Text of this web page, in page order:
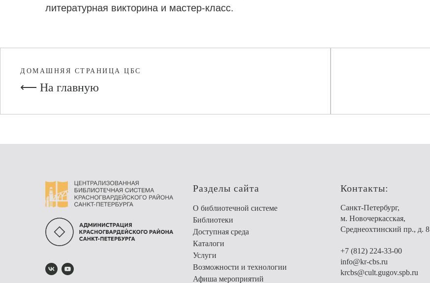
литературная викторина и мастер-класс.
ДОМАШНЯЯ СТРАНИЦА ЦБС
⟵ На главную
Разделы сайта
О библиотечной системе
Библиотеки
Доступная среда
Каталоги
Услуги
Возможности и технологии
Афиша мероприятий
Контакты:
Санкт-Петербург,
м. Новочеркасская,
Среднеохтинский пр., д. 8
+7 (812) 224-33-00
info@kr-cbs.ru
krcbs@cult.gugov.spb.ru